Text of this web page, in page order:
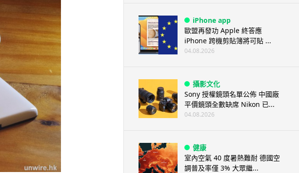
iPhone app
歐盟再發功 Apple 終答應
iPhone 跨機剪貼簿將可貼 ...
04.08.2026
攝影文化
Sony 授權鏡頭名單公佈 中國廠
平價鏡頭全數缺席 Nikon 已...
04.08.2026
健康
室內空氣 40 度暑熱難耐 德國空
調普及率僅 3% 大眾繼...